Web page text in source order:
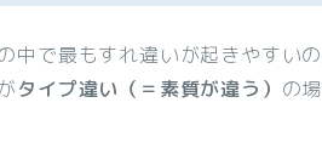
中で最もすれ違いが起きやすいの
タイプ違い（＝素質が違う） の